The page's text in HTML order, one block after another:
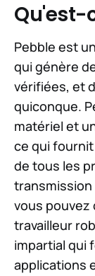
Qu'est-
Pebble est
qui génère
vérifiées, et
quiconque.
matériel et
ce qui
de tous les
transmission
vous pouvez
travailleur
impartial qui
applications